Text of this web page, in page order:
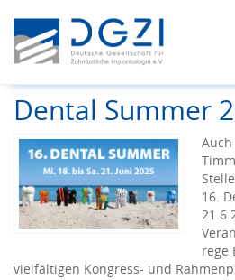
Dental Summer
16.
rege
vielfältigen Kongress- und